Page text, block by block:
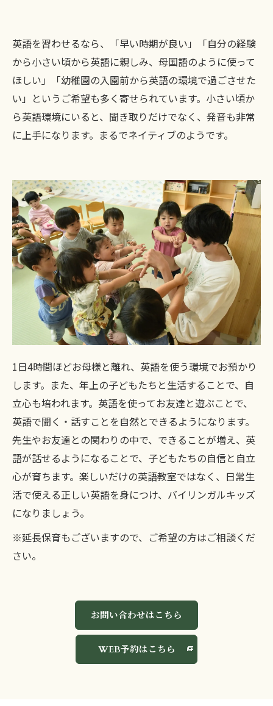
英語を習わせるなら、「早い時期が良い」「自分の経験
から小さい頃から英語に親しみ、母国語のように使って
ほしい」「幼稚園の入園前から英語の環境で過ごさせた
い」というご希望も多く寄せられています。小さい頃か
ら英語環境にいると、聞き取りだけでなく、発音も非常
に上手になります。まるでネイティブのようです。
1日4時間ほどお母様と離れ、英語を使う環境でお預かり
します。また、年上の子どもたちと生活することで、自
立心も培われます。英語を使ってお友達と遊ぶことで、
英語で聞く・話すことを自然とできるようになります。
先生やお友達との関わりの中で、できることが増え、英
語が話せるようになることで、子どもたちの自信と自立
心が育ちます。楽しいだけの英語教室ではなく、日常生
活で使える正しい英語を身につけ、バイリンガルキッズ
になりましょう。
※延長保育もございますので、ご希望の方はご相談くだ
さい。
お問い合わせはこちら
WEB予約はこちら